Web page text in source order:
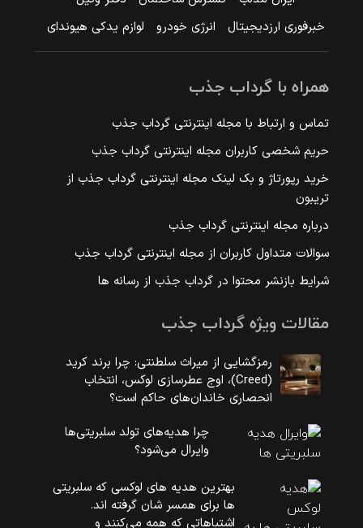
خبرفوری ارزدیجیتال
انرژی خودرو لوازم یدکی هیوندای
همراه با گرداب جذب
تماس و ارتباط با مجله اینترنتی گرداب جذب
حریم شخصی کاربران مجله اینترنتی گرداب جذب
خرید رپورتاژ و بک لینک مجله اینترنتی گرداب جذب از
تریبون
درباره مجله اینترنتی گرداب جذب
سوالات متداول کاربران از مجله اینترنتی گرداب جذب
شرایط بازنشر محتوا در گرداب جذب از رسانه ها
مقالات ویژه گرداب جذب
رمزگشایی از میراث سلطنتی: چرا برند کرید
(Creed)، اوج عطرسازی لوکس، انتخاب
انحصاری خاندان‌های حاکم است؟
چرا هدیه‌های تولد سلبریتی‌ها
وایرال می‌شود؟
بهترین هدیه های لوکسی که سلبریتی
ها برای همسر شان گرفته اند.
اشتباهاتی که همه می‌کنند و